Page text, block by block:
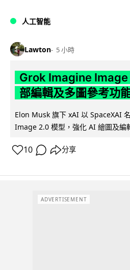
人工智能
Lawton 5 小時
Grok Imagine Image
部編輯及多圖參考功
Elon Musk 旗下 xAI 以 SpaceXAI
Image 2.0 模型，強化 AI 繪圖及編
10 分享
ADVERTISEMENT